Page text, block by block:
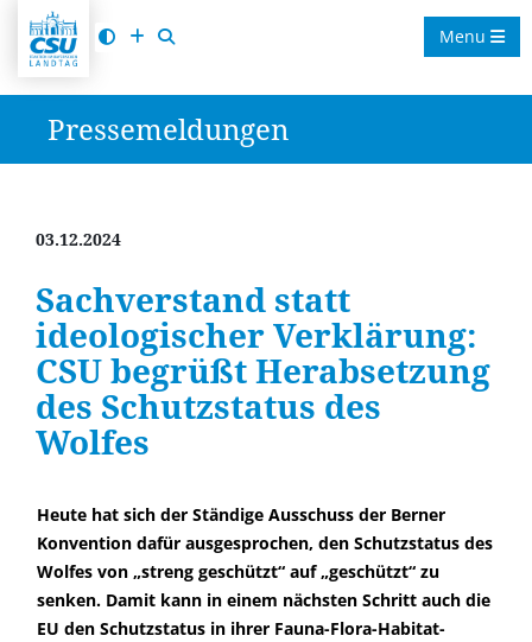
Menu
Pressemeldungen
03.12.2024
Sachverstand statt
ideologischer Verklärung:
CSU begrüßt Herabsetzung
des Schutzstatus des
Wolfes
Heute hat sich der Ständige Ausschuss der Berner
Konvention dafür ausgesprochen, den Schutzstatus des
Wolfes von „streng geschützt“ auf „geschützt“ zu
senken. Damit kann in einem nächsten Schritt auch die
EU den Schutzstatus in ihrer Fauna-Flora-Habitat-